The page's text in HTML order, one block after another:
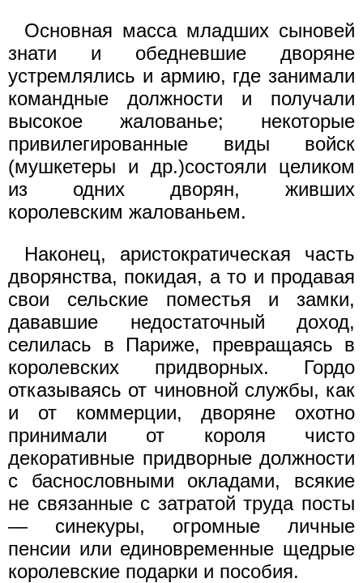
Основная масса младших сыновей
знати и обедневшие дворяне
устремлялись и армию, где занимали
командные должности и получали
высокое жалованье; некоторые
привилегированные виды войск
(мушкетеры и др.)состояли целиком
из одних дворян, живших
королевским жалованьем.
Наконец, аристократическая часть
дворянства, покидая, а то и продавая
свои сельские поместья и замки,
дававшие недостаточный доход,
селилась в Париже, превращаясь в
королевских придворных. Гордо
отказываясь от чиновной службы, как
и от коммерции, дворяне охотно
принимали от короля чисто
декоративные придворные должности
с баснословными окладами, всякие
не связанные с затратой труда посты
— синекуры, огромные личные
пенсии или единовременные щедрые
королевские подарки и пособия.